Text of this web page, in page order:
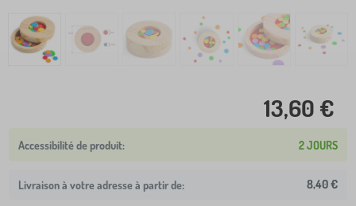
13,60 €
2 JOURS
Livraison à votre adresse à partir de: 8,40 €